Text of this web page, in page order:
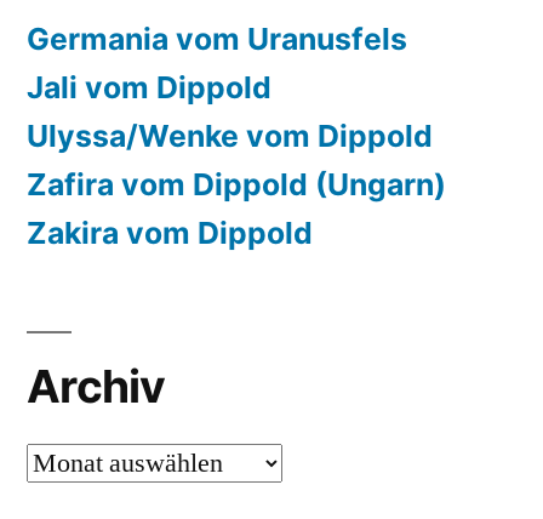
Germania vom Uranusfels
Jali vom Dippold
Ulyssa/Wenke vom Dippold
Zafira vom Dippold (Ungarn)
Zakira vom Dippold
Archiv
Archiv